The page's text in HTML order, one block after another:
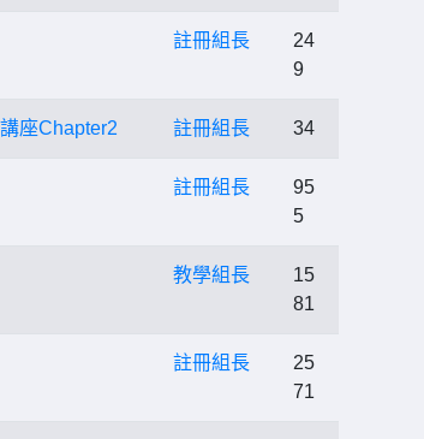
註冊組長
24
9
座Chapter2 註冊組長 34
註冊組長
95
5
教學組長
15
81
註冊組長
25
71